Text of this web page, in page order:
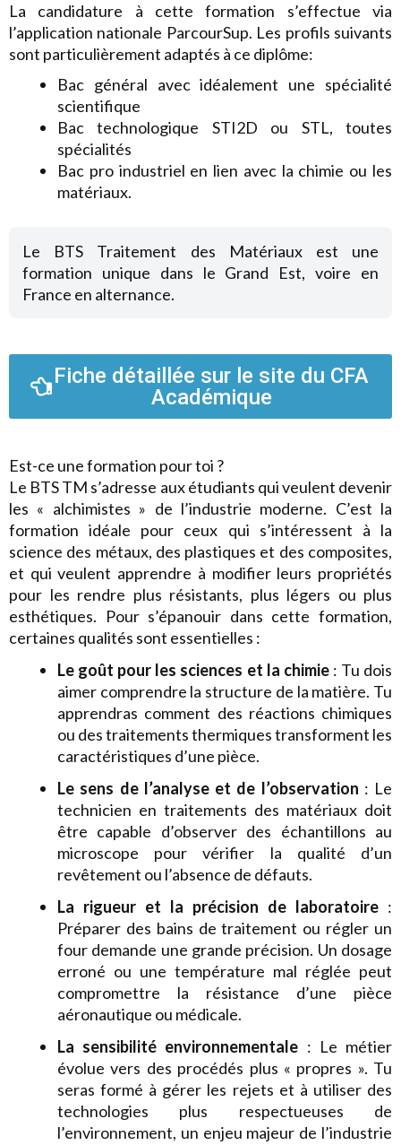
La candidature à cette formation s’effectue via
l’application nationale ParcourSup. Les profils suivants
sont particulièrement adaptés à ce diplôme:
Bac général avec idéalement une spécialité
scientifique
Bac technologique STI2D ou STL, toutes
spécialités
Bac pro industriel en lien avec la chimie ou les
matériaux.
Le BTS Traitement des Matériaux est une
formation unique dans le Grand Est, voire en
France en alternance.
Fiche détaillée sur le site du CFA
Académique
Est-ce une formation pour toi ?
Le BTS TM s’adresse aux étudiants qui veulent devenir
les « alchimistes » de l’industrie moderne. C’est la
formation idéale pour ceux qui s’intéressent à la
science des métaux, des plastiques et des composites,
et qui veulent apprendre à modifier leurs propriétés
pour les rendre plus résistants, plus légers ou plus
esthétiques. Pour s’épanouir dans cette formation,
certaines qualités sont essentielles :
Le goût pour les sciences et la chimie: Tu dois
aimer comprendre la structure de la matière. Tu
apprendras comment des réactions chimiques
ou des traitements thermiques transforment les
caractéristiques d’une pièce.
Le sens de l’analyse et de l’observation : Le
technicien en traitements des matériaux doit
être capable d’observer des échantillons au
microscope pour vérifier la qualité d’un
revêtement ou l’absence de défauts.
La rigueur et la précision de laboratoire :
Préparer des bains de traitement ou régler un
four demande une grande précision. Un dosage
erroné ou une température mal réglée peut
compromettre la résistance d’une pièce
aéronautique ou médicale.
La sensibilité environnementale : Le métier
évolue vers des procédés plus « propres ». Tu
seras formé à gérer les rejets et à utiliser des
technologies plus respectueuses de
l’environnement, un enjeu majeur de l’industrie